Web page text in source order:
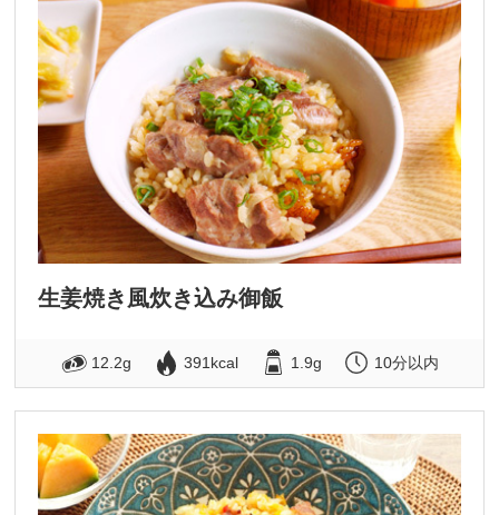
生姜焼き風炊き込み御飯
12.2g 391kcal 1.9g 10分以内